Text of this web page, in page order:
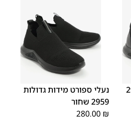
נעלי ספורט מידות גדולות
2959 שחור
280.00 ₪